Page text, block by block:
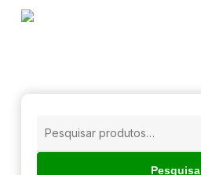
Skip
🔍
Pesquisa